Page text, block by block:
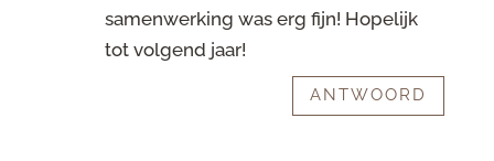
samenwerking was erg fijn! Hopelijk
tot volgend jaar!
ANTWOORD